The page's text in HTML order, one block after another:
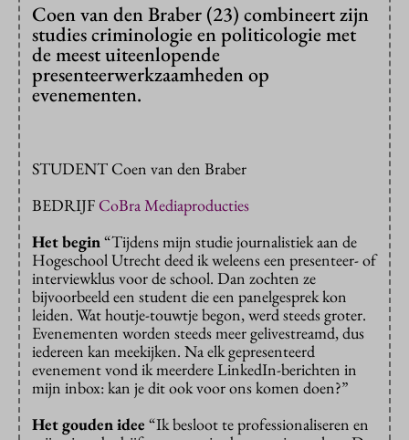
Coen van den Braber (23) combineert zijn
studies criminologie en politicologie met
de meest uiteenlopende
presenteerwerkzaamheden op
evenementen.
STUDENT Coen van den Braber
BEDRIJFCoBra Mediaproducties
Het begin“Tijdens mijn studie journalistiek aan de
Hogeschool Utrecht deed ik weleens een presenteer- of
interviewklus voor de school. Dan zochten ze
bijvoorbeeld een student die een panelgesprek kon
leiden. Wat houtje-touwtje begon, werd steeds groter.
Evenementen worden steeds meer gelivestreamd, dus
iedereen kan meekijken. Na elk gepresenteerd
evenement vond ik meerdere LinkedIn-berichten in
mijn inbox: kan je dit ook voor ons komen doen?”
Het gouden idee “Ik besloot te professionaliseren en